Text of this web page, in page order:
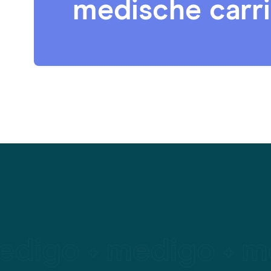
medische